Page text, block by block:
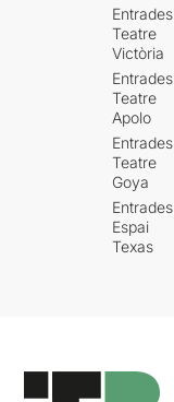
Entrades
Teatre
Victòria
Entrades
Teatre
Apolo
Entrades
Teatre
Goya
Entrades
Espai
Texas